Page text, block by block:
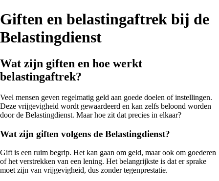
Giften en belastingaftrek bij de
Belastingdienst
Wat zijn giften en hoe werkt
belastingaftrek?
Veel mensen geven regelmatig geld aan goede doelen of instellingen.
Deze vrijgevigheid wordt gewaardeerd en kan zelfs beloond worden
door de Belastingdienst. Maar hoe zit dat precies in elkaar?
Wat zijn giften volgens de Belastingdienst?
Gift is een ruim begrip. Het kan gaan om geld, maar ook om goederen
of het verstrekken van een lening. Het belangrijkste is dat er sprake
moet zijn van vrijgevigheid, dus zonder tegenprestatie.